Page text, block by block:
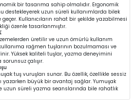
bir tasarıma sahip olmalıdır. Ergonomik
destekleyerek uzun süreli kullanımlarda bilek
geçer. Kullanıcıların rahat bir şekilde yazabilmesi
özenle tasarlanmıştır.
üretilir ve uzun ömürlü kullanım
rağmen tuşlarının bozulmaması ve
Yüksek kaliteli tuşlar, yazma deneyimini
çalışır.
tuş vuruşları sunar. Bu özellik, özellikle sessiz
yazarken büyük bir avantaj sağlar. Yumuşak
uzun süreli yazma seanslarında bile rahatlık